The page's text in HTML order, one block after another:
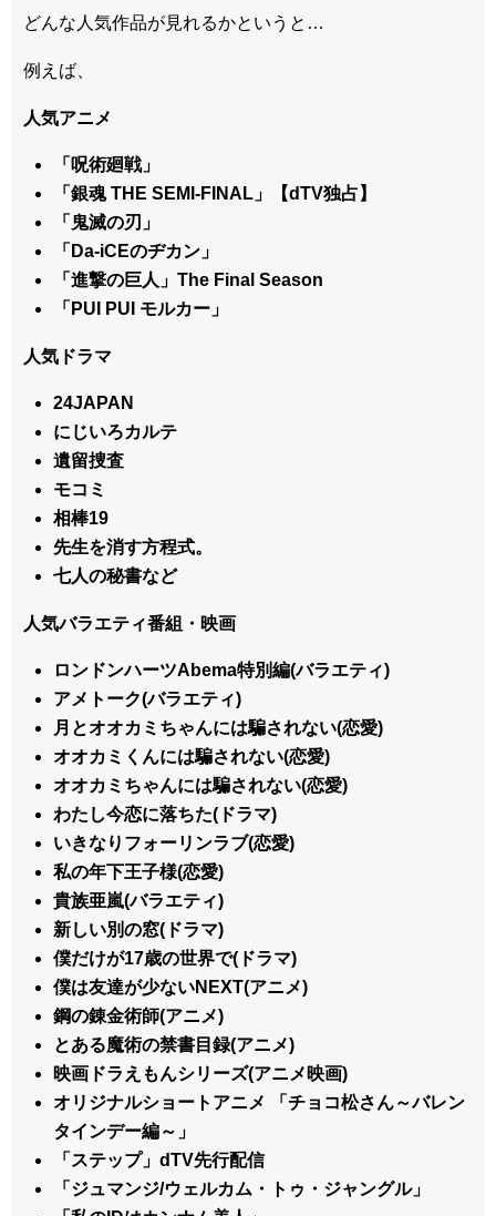
どんな人気作品が見れるかというと…
例えば、
人気アニメ
「呪術廻戦」
「銀魂 THE SEMI-FINAL」【dTV独占】
「鬼滅の刃」
「Da-iCEのヂカン」
「進撃の巨人」The Final Season
「PUI PUI モルカー」
人気ドラマ
24JAPAN
にじいろカルテ
遺留捜査
モコミ
相棒19
先生を消す方程式。
七人の秘書など
人気バラエティ番組・映画
ロンドンハーツAbema特別編(バラエティ)
アメトーク(バラエティ)
月とオオカミちゃんには騙されない(恋愛)
オオカミくんには騙されない(恋愛)
オオカミちゃんには騙されない(恋愛)
わたし今恋に落ちた(ドラマ)
いきなりフォーリンラブ(恋愛)
私の年下王子様(恋愛)
貴族亜嵐(バラエティ)
新しい別の窓(ドラマ)
僕だけが17歳の世界で(ドラマ)
僕は友達が少ないNEXT(アニメ)
鋼の錬金術師(アニメ)
とある魔術の禁書目録(アニメ)
映画ドラえもんシリーズ(アニメ映画)
オリジナルショートアニメ 「チョコ松さん～バレン
タインデー編～」
「ステップ」dTV先行配信
「ジュマンジ/ウェルカム・トゥ・ジャングル」